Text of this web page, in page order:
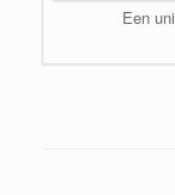
Een